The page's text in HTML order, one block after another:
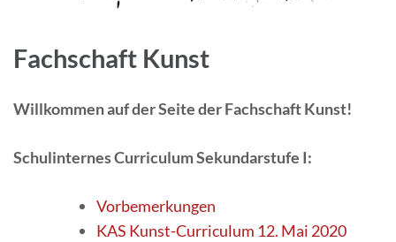
Fachschaft Kunst
Willkommen auf der Seite der Fachschaft Kunst!
Schulinternes Curriculum Sekundarstufe I:
Vorbemerkungen
KAS Kunst-Curriculum 12. Mai 2020